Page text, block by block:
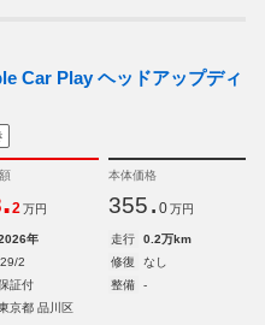
Car Play ヘッドアップディ
.2 万円
本体価格
355. 0 万円
年 走行
0.2万km
2 修復
なし
証付 整備
-
京都 品川区